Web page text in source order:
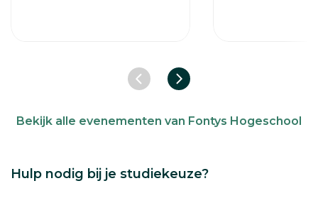
Bekijk alle evenementen van Fontys Hogeschool
Vorige slideVolgende slide
Hulp nodig bij je studiekeuze?